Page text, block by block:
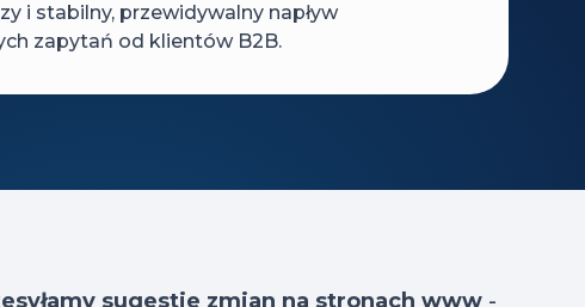
i stabilny, przewidywalny napływ
zapytań od klientów B2B.
sugestie zmian na stronach www -